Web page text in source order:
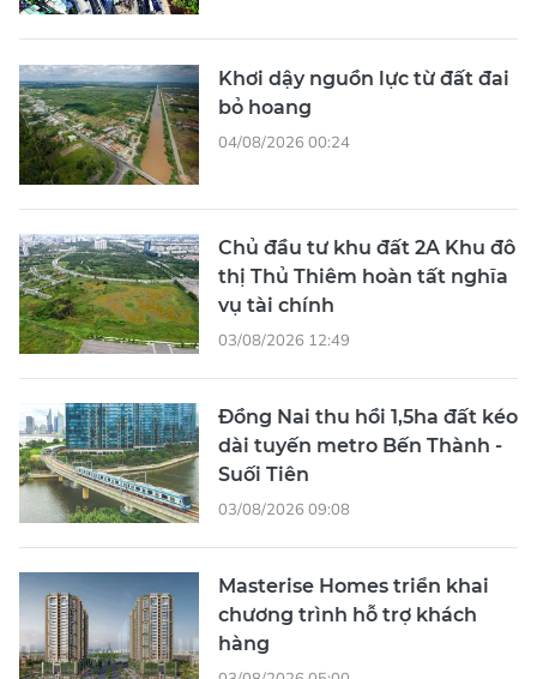
Khơi dậy nguồn lực từ đất đai
bỏ hoang
04/08/2026 00:24
Chủ đầu tư khu đất 2A Khu đô
thị Thủ Thiêm hoàn tất nghĩa
vụ tài chính
03/08/2026 12:49
Đồng Nai thu hồi 1,5ha đất kéo
dài tuyến metro Bến Thành -
Suối Tiên
03/08/2026 09:08
Masterise Homes triển khai
chương trình hỗ trợ khách
hàng